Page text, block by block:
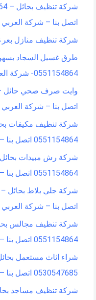
اتصل بنا – شركة العربي
شركة تنظيف منازل
طرق غسيل السجاد
0551154864- شركة العربي
اتصل بنا – شركة العربي
شركة تنظيف مكيفات
0551154864 اتصل بنا – شركة العربي
شركة رش مبيدات
0551154864 اتصل بنا – شركة العربي
اتصل بنا – شركة العربي
شركة تنظيف مجالس
0551154864 اتصل بنا – شركة العربي
شراء اثاث مستعمل
0530547685 اتصل بنا – شركة العربي
شركة تنظيف مساجد